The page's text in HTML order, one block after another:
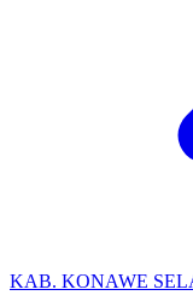
KAB. KONAWE